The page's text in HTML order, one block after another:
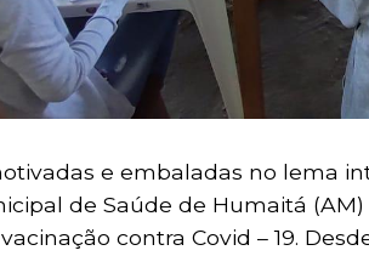
e embaladas no lema
de Saúde de Humaitá
contra Covid – 19.